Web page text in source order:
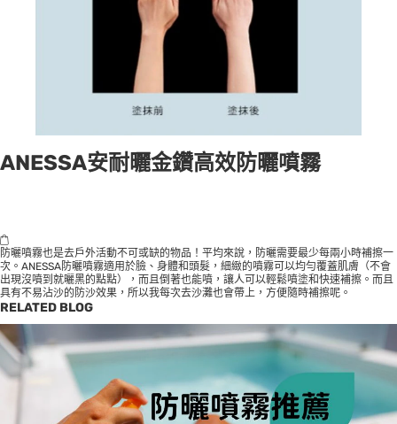
ANESSA安耐曬金鑽高效防曬噴霧
防曬噴霧也是去戶外活動不可或缺的物品！平均來說，防曬需要最少每兩小時補擦一
次。ANESSA防曬噴霧適用於臉、身體和頭髮，細緻的噴霧可以均勻覆蓋肌膚（不會
出現沒噴到就曬黑的點點），而且倒著也能噴，讓人可以輕鬆噴塗和快速補擦。而且
具有不易沾沙的防沙效果，所以我每次去沙灘也會帶上，方便隨時補擦呢。
RELATED BLOG